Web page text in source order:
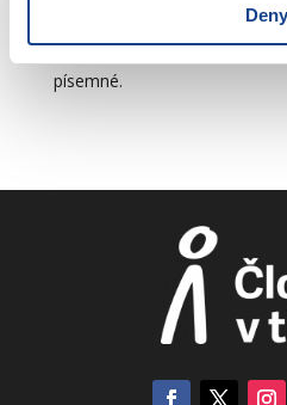
Deny
Odstoupení od pracovní
písemné.